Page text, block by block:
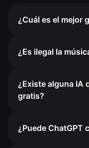
¿Cuál es el mejor
¿Es ilegal la
¿Existe alguna IA
gratis?
¿Puede ChatGPT